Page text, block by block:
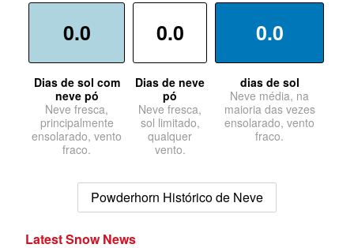
0.0
Dias de sol com
neve pó
Neve fresca,
principalmente
ensolarado, vento
fraco.
0.0
Dias de neve
pó
Neve fresca,
sol limitado,
qualquer
vento.
0.0
dias de sol
Neve média, na
maioria das vezes
ensolarado, vento
fraco.
Powderhorn Histórico de Neve